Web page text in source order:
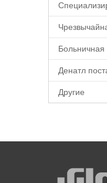
Денатл
Другие